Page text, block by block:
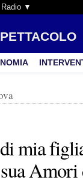
Radio ▼
mia